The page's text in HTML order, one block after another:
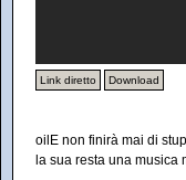
Link diretto Download
oilE non finirà mai di
la sua resta una